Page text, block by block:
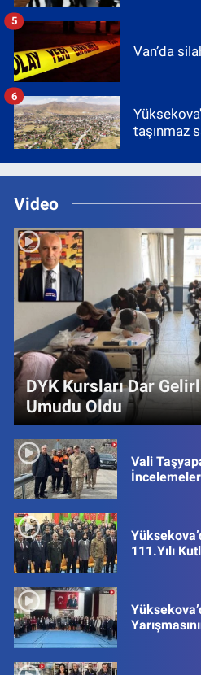
Van’da
5
taşınmaz
6
Video
DYK Kursları Dar
Umudu Oldu
Vali
111.Yılı